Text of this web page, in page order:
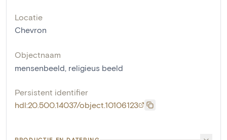
Locatie
Chevron
Objectnaam
mensenbeeld, religieus beeld
Persistent identifier
hdl:20.500.14037/object.10106123